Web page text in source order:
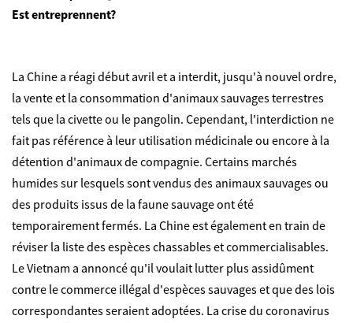
Est entreprennent?
La Chine a réagi début avril et a interdit, jusqu'à nouvel ordre,
la vente et la consommation d'animaux sauvages terrestres
tels que la civette ou le pangolin. Cependant, l'interdiction ne
fait pas référence à leur utilisation médicinale ou encore à la
détention d'animaux de compagnie. Certains marchés
humides sur lesquels sont vendus des animaux sauvages ou
des produits issus de la faune sauvage ont été
temporairement fermés. La Chine est également en train de
réviser la liste des espèces chassables et commercialisables.
Le Vietnam a annoncé qu'il voulait lutter plus assidûment
contre le commerce illégal d'espèces sauvages et que des lois
correspondantes seraient adoptées. La crise du coronavirus